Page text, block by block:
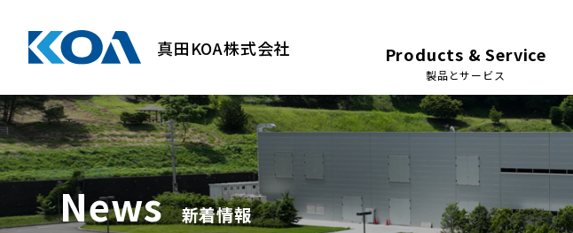
真田KOA株式会社 Products & Service
製品とサービス
News 新着情報